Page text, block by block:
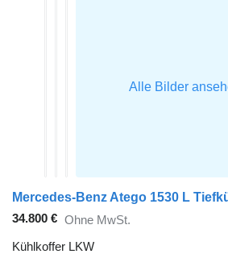
Mercedes-Benz Atego 1530 L
34.800 € Ohne MwSt.
Kühlkoffer LKW